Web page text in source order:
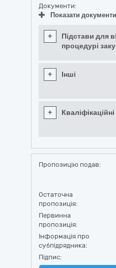
Документи:
Показати
+
Підстави для
процедурі
+ Інші
+ Кваліфікаційні
Пропозицію подав:
Остаточна
пропозиція:
Первинна
пропозиція:
Інформація про
субпідрядника:
Підпис: